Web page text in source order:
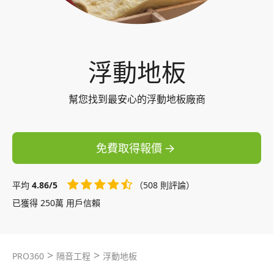
浮動地板
幫您找到最安心的浮動地板廠商
免費取得報價
平均 4.86/5
（508 則評論）
已獲得 250萬 用戶信賴
PRO360 > 隔音工程 > 浮動地板